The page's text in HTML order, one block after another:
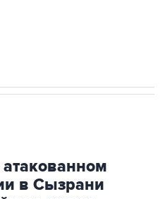
в Сызрани